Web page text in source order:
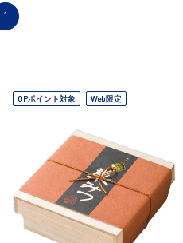
1
OPポイント対象 Web限定